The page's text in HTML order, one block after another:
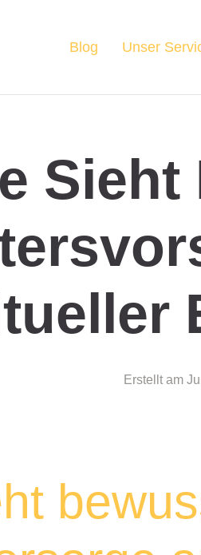
Blog Unser
Sieht
Erstellt am